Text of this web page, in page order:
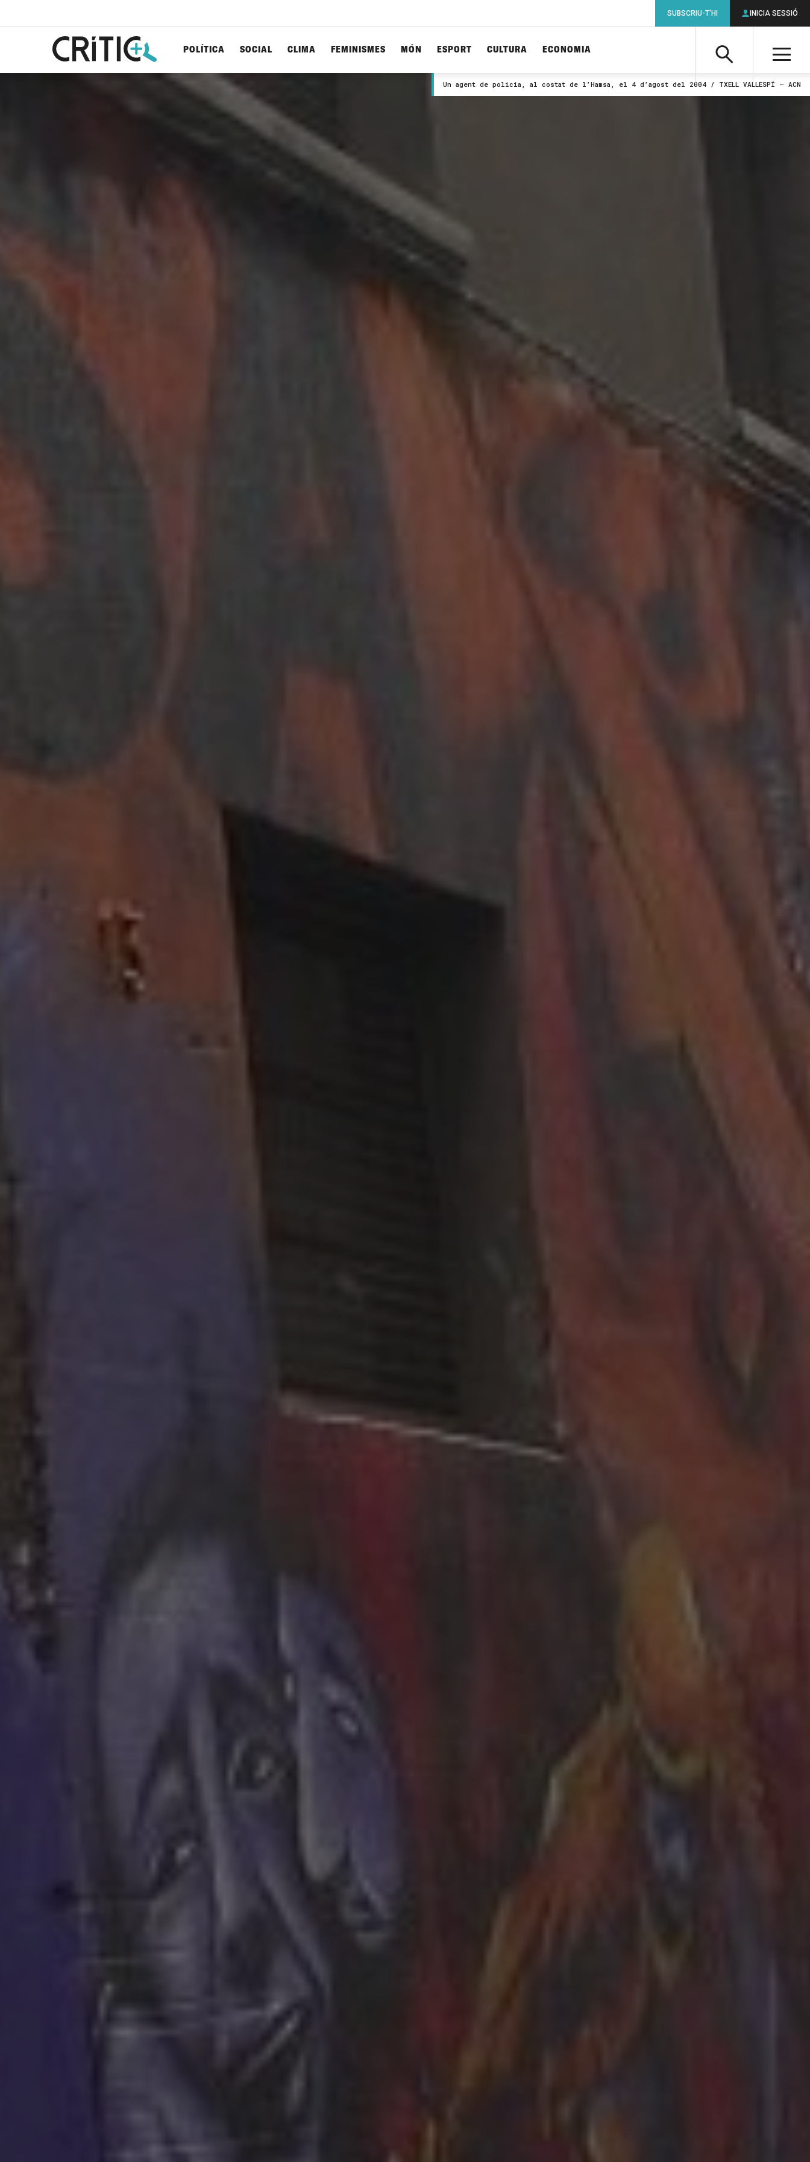
Cerca
Cerca
Cerca
POLÍTICA SOCIAL CLIMA FEMINISMES MÓN ESPORT CULTURA ECONOMIA
SUBSCRIU-T'HI INICIA SESSIÓ
Un agent de policia, al costat de l’Hamsa, el 4 d’agost del 2004 / TXELL VALLESPÍ – ACN